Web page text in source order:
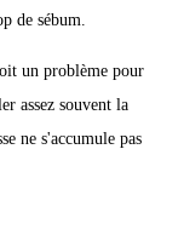
de sébum.
un problème pour
assez souvent la
ne s'accumule pas